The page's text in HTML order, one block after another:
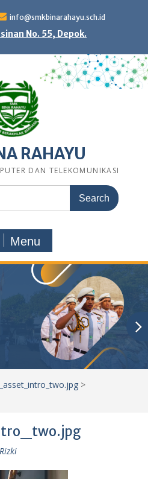
info@smkbinarahayu.sch.id
No. 55, Depok.
RAHAYU
DAN TELEKOMUNIKASI
Menu
>